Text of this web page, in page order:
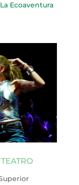
Ecoaventura